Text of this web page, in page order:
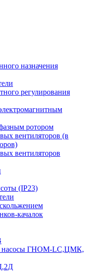
назначения
регулирования
ротором
вентиляторов (в
вентиляторов
(IP23)
качалок
насосы ГНОМ-LC,ЦМК,